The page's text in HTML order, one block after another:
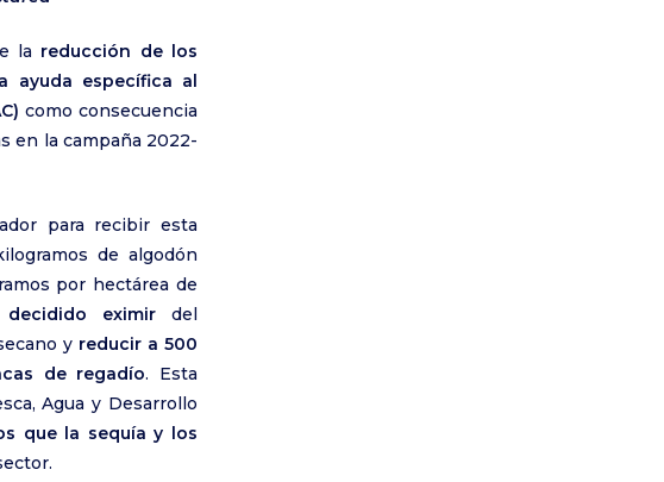
la reducción de los
ayuda específica al
como consecuencia
en la campaña 2022-
para recibir esta
de algodón
por hectárea de
eximirdel
y reducir a 500
de regadío. Esta
Agua y Desarrollo
que la sequía y los